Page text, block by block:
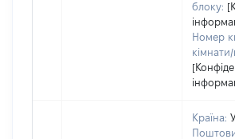
блоку:
Номер
Країна: